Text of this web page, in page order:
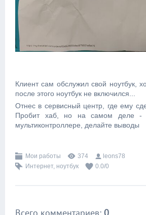
Клиент сам обслужил свой ноутбук,
после этого ноутбук не включился...
Отнес в сервисный центр, где ему
Пробит хаб, но на самом деле -
мультиконтроллере, делайте выводы
Мои работы 374
leons78
Интернет, ноутбук 0.0/0